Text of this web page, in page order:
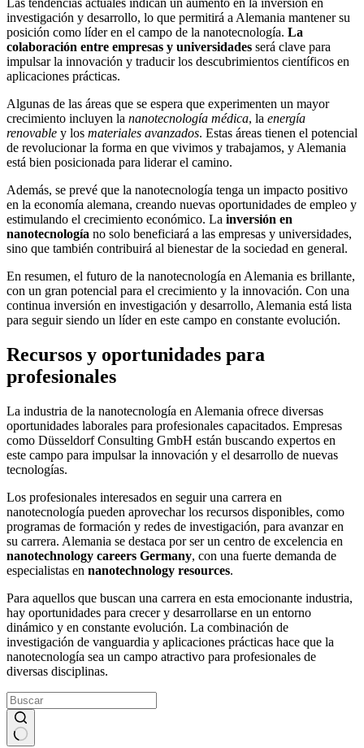
investigación y desarrollo, lo que permitirá a Alemania mantener su
posición como líder en el campo de la nanotecnología. La
colaboración entre empresas y universidades será clave para
impulsar la innovación y traducir los descubrimientos científicos en
aplicaciones prácticas.
Algunas de las áreas que se espera que experimenten un mayor
crecimiento incluyen la nanotecnología médica, la energía
renovable y los materiales avanzados. Estas áreas tienen el potencial
de revolucionar la forma en que vivimos y trabajamos, y Alemania
está bien posicionada para liderar el camino.
Además, se prevé que la nanotecnología tenga un impacto positivo
en la economía alemana, creando nuevas oportunidades de empleo y
estimulando el crecimiento económico. La inversión en
nanotecnología no solo beneficiará a las empresas y universidades,
sino que también contribuirá al bienestar de la sociedad en general.
En resumen, el futuro de la nanotecnología en Alemania es brillante,
con un gran potencial para el crecimiento y la innovación. Con una
continua inversión en investigación y desarrollo, Alemania está lista
para seguir siendo un líder en este campo en constante evolución.
Recursos y oportunidades para
profesionales
La industria de la nanotecnología en Alemania ofrece diversas
oportunidades laborales para profesionales capacitados. Empresas
como Düsseldorf Consulting GmbH están buscando expertos en
este campo para impulsar la innovación y el desarrollo de nuevas
tecnologías.
Los profesionales interesados en seguir una carrera en
nanotecnología pueden aprovechar los recursos disponibles, como
programas de formación y redes de investigación, para avanzar en
su carrera. Alemania se destaca por ser un centro de excelencia en
nanotechnology careers Germany, con una fuerte demanda de
especialistas en nanotechnology resources.
Para aquellos que buscan una carrera en esta emocionante industria,
hay oportunidades para crecer y desarrollarse en un entorno
dinámico y en constante evolución. La combinación de
investigación de vanguardia y aplicaciones prácticas hace que la
nanotecnología sea un campo atractivo para profesionales de
diversas disciplinas.